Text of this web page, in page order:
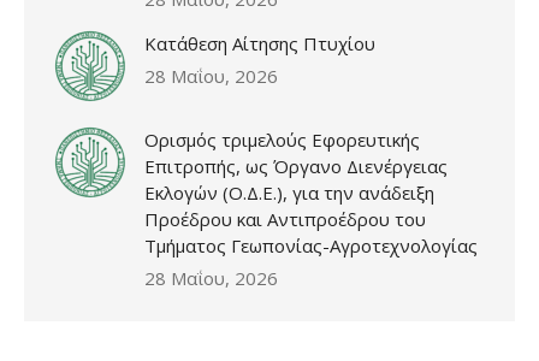
Κατάθεση Αίτησης Πτυχίου
28 Μαΐου, 2026
Ορισμός τριμελούς Εφορευτικής
Επιτροπής, ως Όργανο Διενέργειας
Εκλογών (Ο.Δ.Ε.), για την ανάδειξη
Προέδρου και Αντιπροέδρου του
Τμήματος Γεωπονίας-Αγροτεχνολογίας
28 Μαΐου, 2026